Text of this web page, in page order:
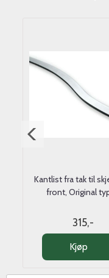
Kantlist fra tak til
front, Original
315,-
Kjøp